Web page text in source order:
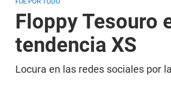
Floppy Tesouro
tendencia XS
Locura en las redes sociales por